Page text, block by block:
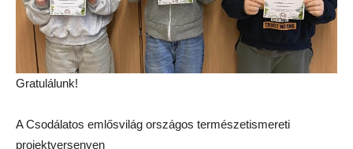
Gratulálunk!
A Csodálatos emlősvilág országos természetismereti
projektversenyen